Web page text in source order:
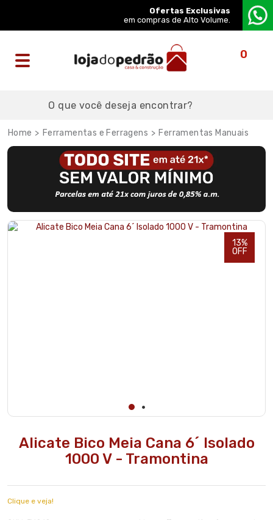
Ofertas Exclusivas
em compras de Alto Volume.
0
Ferramentas e Ferragens Ferramentas Manuais
13%
OFF
Alicate Bico Meia Cana 6´ Isolado
1000 V - Tramontina
Clique e veja!